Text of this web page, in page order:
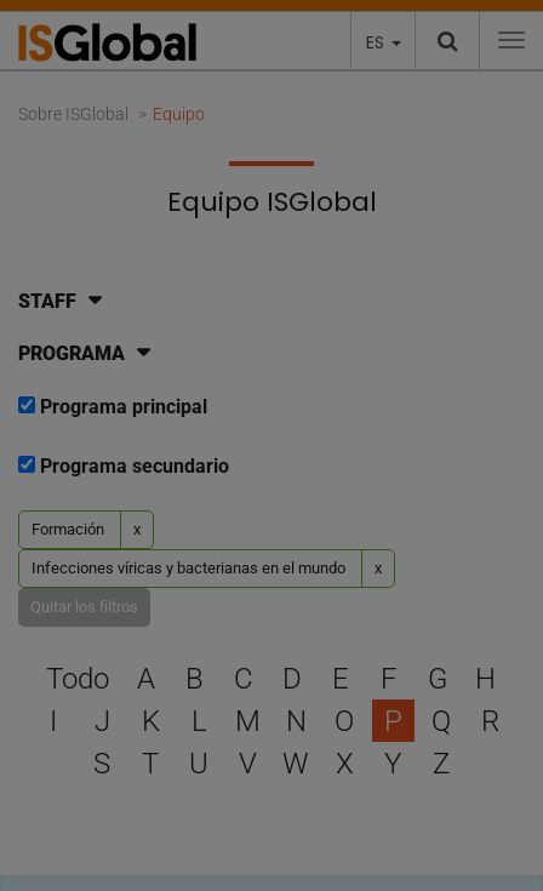
ES
Sobre ISGlobal Equipo
Equipo ISGlobal
STAFF
PROGRAMA
Programa principal
Programa secundario
Formación x
Infecciones víricas y bacterianas en el mundo x
Quitar los filtros
Selecciona una letra
Todo A B C D E F G
H
I
J K L M N O P Q
R
S
T U V W X Y Z